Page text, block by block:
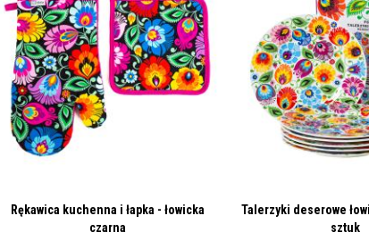
Rękawica kuchenna i łapka - łowicka
czarna
Talerzyki deserowe
sztuk